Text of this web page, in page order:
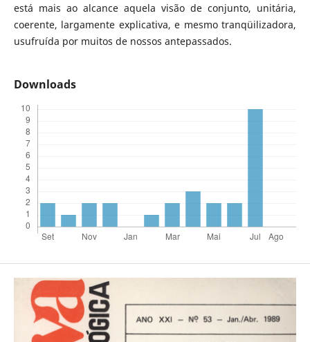
está mais ao alcance aquela visão de conjunto, unitária,
coerente, largamente explicativa, e mesmo tranqüilizadora,
usufruída por muitos de nossos antepassados.
Downloads